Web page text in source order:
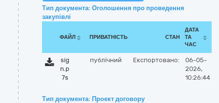
Тип документа: Оголошення про проведення
закупівлі
ФАЙЛ ПРИВАТНІСТЬ СТАН
ДАТА
ТА
ЧАС
sig
n.p
7s
публічний Експортовано:
06-05-
2026,
10:26:44
Тип документа: Проект договору